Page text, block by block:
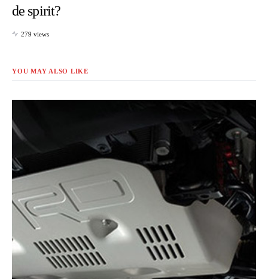
de spirit?
279 views
YOU MAY ALSO LIKE